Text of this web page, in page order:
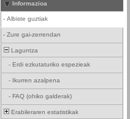
Informazioa
- Albiste guztiak
- Zure gai-zerrendan
Laguntza
- Erdi ezkutaturiko espezieak
- Ikurren azalpena
- FAQ (ohiko galderak)
Erabileraren estatistikak